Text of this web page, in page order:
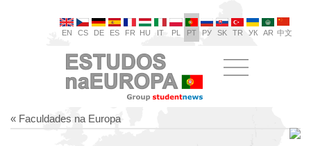
EN CS DE ES FR HU IT PL PT РУ SK TR УК AR 中文
« Faculdades na Europa